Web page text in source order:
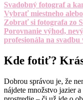
Svadobný fotograf a
Vybrať miestneho
Zobrať si fotografa zo
Porovnanie výhod,
profesionála na svadbu
Kde fotiť?
Dobrou správou je, že
nájdete množstvo jazier